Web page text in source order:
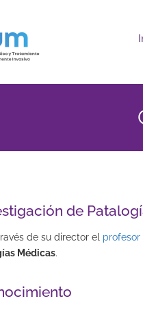
de
de su director el profesor
Médicas.